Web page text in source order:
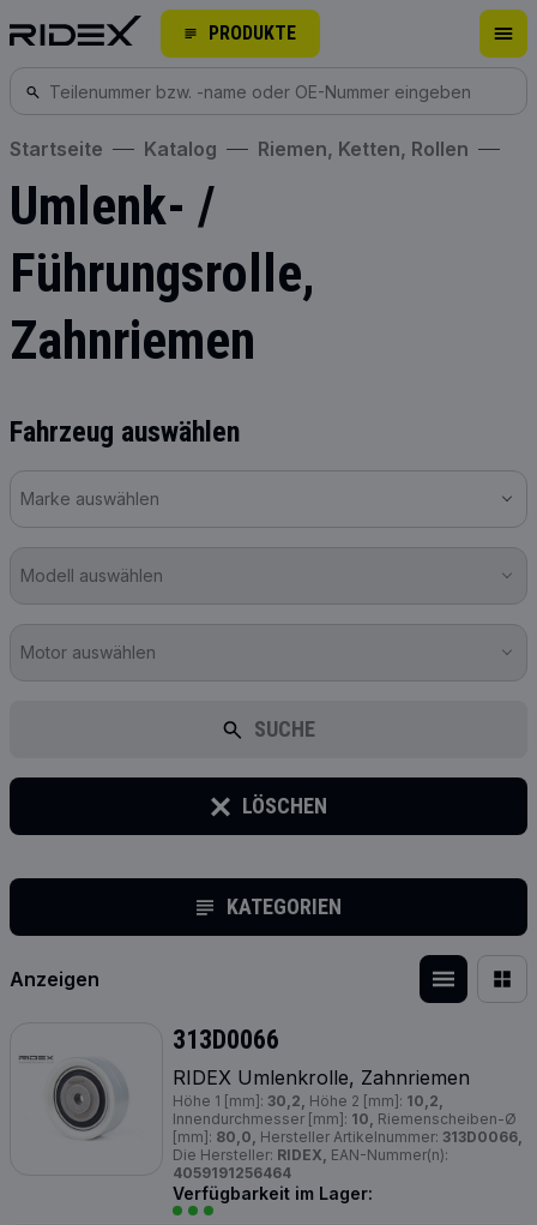
PRODUKTE
Startseite Katalog Riemen, Ketten, Rollen
Umlenk- /
Führungsrolle,
Zahnriemen
Fahrzeug auswählen
Marke auswählen
Modell auswählen
Motor auswählen
SUCHE
LÖSCHEN
KATEGORIEN
Anzeigen
313D0066
RIDEX Umlenkrolle, Zahnriemen
Höhe 1 [mm]: 30,2, Höhe 2 [mm]: 10,2,
Innendurchmesser [mm]: 10, Riemenscheiben-Ø
[mm]: 80,0, Hersteller Artikelnummer: 313D0066,
Die Hersteller: RIDEX, EAN-Nummer(n):
4059191256464
Verfügbarkeit im Lager: